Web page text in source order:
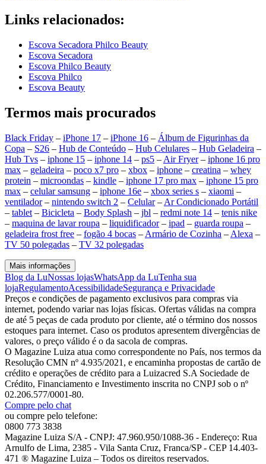
Links relacionados:
Escova Secadora Philco Beauty
Escova Secadora
Escova Philco Beauty
Escova Philco
Escova Beauty
Termos mais procurados
Black Friday – iPhone 17 – iPhone 16 – Álbum de Figurinhas da
Copa – S26 – Hub de Conteúdo – Hub Celulares – Hub Geladeira –
Hub Tvs – iphone 15 – iphone 14 – ps5 – Air Fryer– iphone 16 pro
max – geladeira – poco x7 pro – xbox – iphone – creatina – whey
protein – microondas – kindle – iphone 17 pro max – iphone 15 pro
max – celular samsung – iphone 16e – xbox series s – xiaomi –
ventilador– nintendo switch 2 – Celular– Ar Condicionado Portátil
– tablet – Bicicleta – Body Splash – jbl – redmi note 14 – tenis nike
– maquina de lavar roupa – liquidificador– ipad – guarda roupa –
geladeira frost free – fogão 4 bocas – Armário de Cozinha – Alexa –
TV 50 polegadas – TV 32 polegadas
Mais informações
Blog da LuNossas lojasWhatsApp da LuTenha sua
lojaRegulamentoAcessibilidadeSegurança e Privacidade
Preços e condições de pagamento exclusivos para compras via
internet, podendo variar nas lojas físicas. Ofertas válidas na compra
de até 5 peças de cada produto por cliente, até o término dos nossos
estoques para internet. Caso os produtos apresentem divergências de
valores, o preço válido é o da sacola de compras.
O Magazine Luiza atua como correspondente no País, nos termos da
Resolução CMN nº 4.935/2021, e encaminha propostas de cartão de
crédito e operações de crédito para a Luizacred S.A Sociedade de
Crédito, Financiamento e Investimento inscrita no CNPJ sob o nº
02.206.577/0001-80.
Compre pelo chat
ou compre pelo telefone:
0800 773 3838
Magazine Luiza S/A - CNPJ: 47.960.950/1088-36 - Endereço: Rua
Arnulfo de Lima, 2385 - Vila Santa Cruz, Franca/SP - CEP 14.403-
471 ® Magazine Luiza – Todos os direitos reservados.